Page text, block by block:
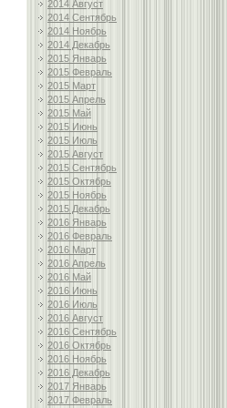
2014 Август
2014 Сентябрь
2014 Ноябрь
2014 Декабрь
2015 Январь
2015 Февраль
2015 Март
2015 Апрель
2015 Май
2015 Июнь
2015 Июль
2015 Август
2015 Сентябрь
2015 Октябрь
2015 Ноябрь
2015 Декабрь
2016 Январь
2016 Февраль
2016 Март
2016 Апрель
2016 Май
2016 Июнь
2016 Июль
2016 Август
2016 Сентябрь
2016 Октябрь
2016 Ноябрь
2016 Декабрь
2017 Январь
2017 Февраль